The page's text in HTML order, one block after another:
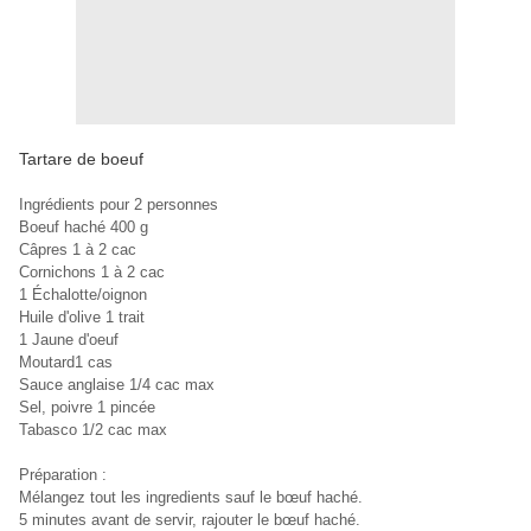
Tartare de boeuf
Ingrédients pour 2 personnes
Boeuf haché 400 g
Câpres 1 à 2 cac
Cornichons 1 à 2 cac
1 Échalotte/oignon
Huile d'olive 1 trait
1 Jaune d'oeuf
Moutard1 cas
Sauce anglaise 1/4 cac max
Sel, poivre 1 pincée
Tabasco 1/2 cac max
Préparation :
Mélangez tout les ingredients sauf le bœuf haché.
5 minutes avant de servir, rajouter le bœuf haché.